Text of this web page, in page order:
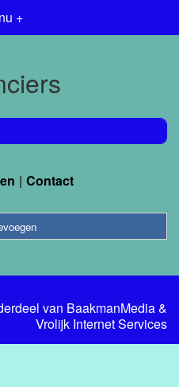
+
Contact
van BaakmanMedia&
Vrolijk Internet Services